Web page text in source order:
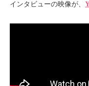
インタビューの映像が、